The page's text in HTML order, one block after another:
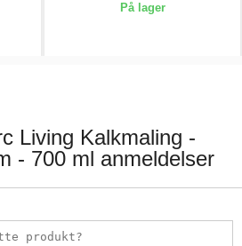
På lager
Living Kalkmaling -
- 700 ml anmeldelser